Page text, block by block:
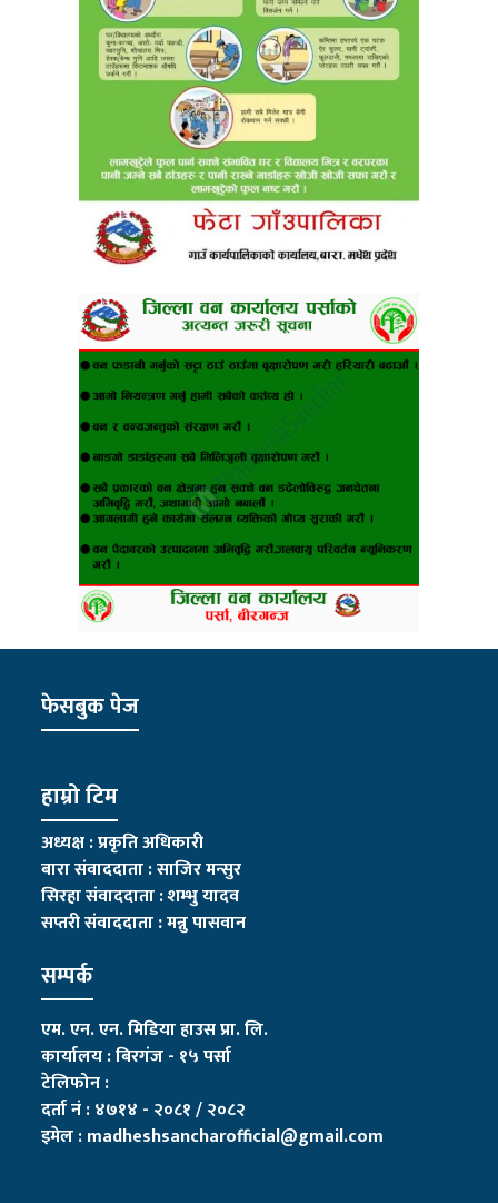
फेसबुक पेज
हाम्रो टिम
अध्यक्ष : प्रकृति अधिकारी
बारा संवाददाता : साजिर मन्सुर
सिरहा संवाददाता : शम्भु यादव
सप्तरी संवाददाता:मन्नु पासवान
सम्पर्क
एम. एन. एन. मिडिया हाउस प्रा. लि.
कार्यालय : बिरगंज - १५ पर्सा
टेलिफोन :
दर्ता नं : ४७१४ - २०८१ / २०८२
इमेल :madheshsancharofficial@gmail.com